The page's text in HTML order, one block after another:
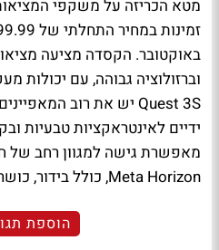
באוקטובר. הקסדה מציעה
וברזולוציה גבוהה, עם יכולות
מאפשרת גישה למגוון רחב של
Meta Horizon, כולל בידור, כושר, משחקים ופרודוקטיביות.
הוספת